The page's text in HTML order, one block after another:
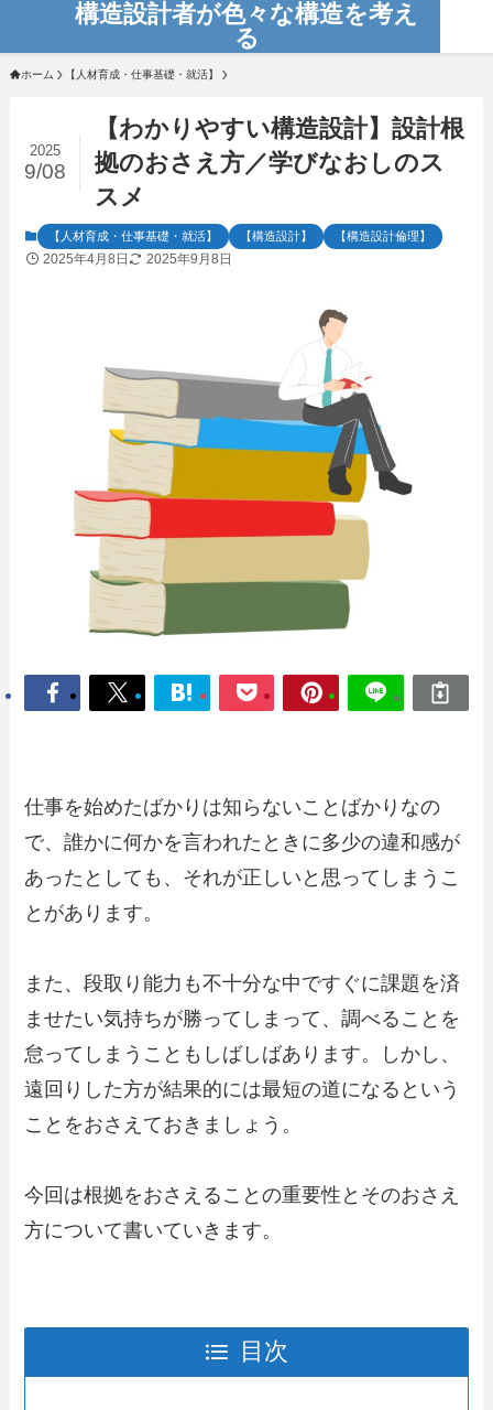
構造設計者が色々な構造を考え
る
ホーム 【人材育成・仕事基礎・就活】
【わかりやすい構造設計】設計根
拠のおさえ方／学びなおしのス
スメ
2025
9/08
【人材育成・仕事基礎・就活】 【構造設計】 【構造設計倫理】
2025年4月8日 2025年9月8日
仕事を始めたばかりは知らないことばかりなの
で、誰かに何かを言われたときに多少の違和感が
あったとしても、それが正しいと思ってしまうこ
とがあります。
また、段取り能力も不十分な中ですぐに課題を済
ませたい気持ちが勝ってしまって、調べることを
怠ってしまうこともしばしばあります。しかし、
遠回りした方が結果的には最短の道になるという
ことをおさえておきましょう。
今回は根拠をおさえることの重要性とそのおさえ
方について書いていきます。
目次